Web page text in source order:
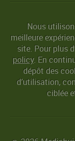
Nous
meilleure
site. Pour plus
policy. En
dépôt des
d’utilisation,
ciblée